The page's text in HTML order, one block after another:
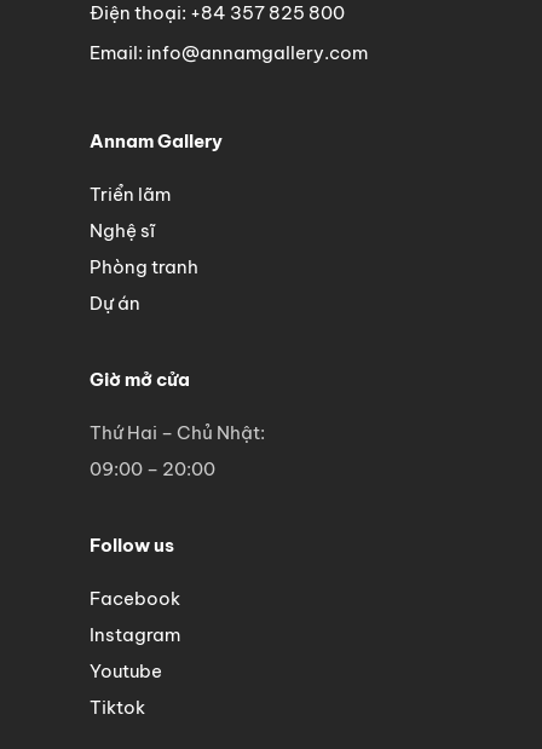
Điện thoại: +84 357 825 800
Email: info@annamgallery.com
Annam Gallery
Triển lãm
Nghệ sĩ
Phòng tranh
Dự án
Giờ mở cửa
Thứ Hai – Chủ Nhật:
09:00 – 20:00
Follow us
Facebook
Instagram
Youtube
Tiktok